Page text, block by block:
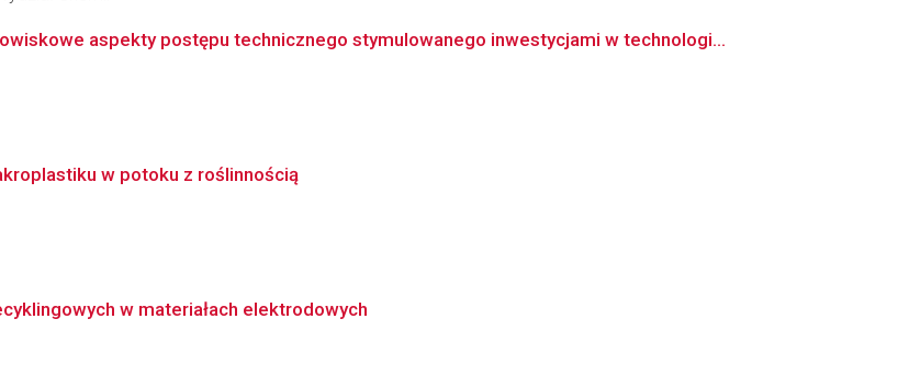
aspekty postępu technicznego stymulowanego inwestycjami w technologi...
w potoku z roślinnością
w materiałach elektrodowych